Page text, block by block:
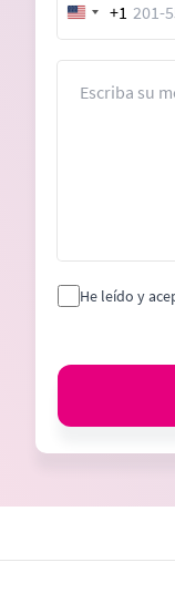
United
States
+1
He leído y